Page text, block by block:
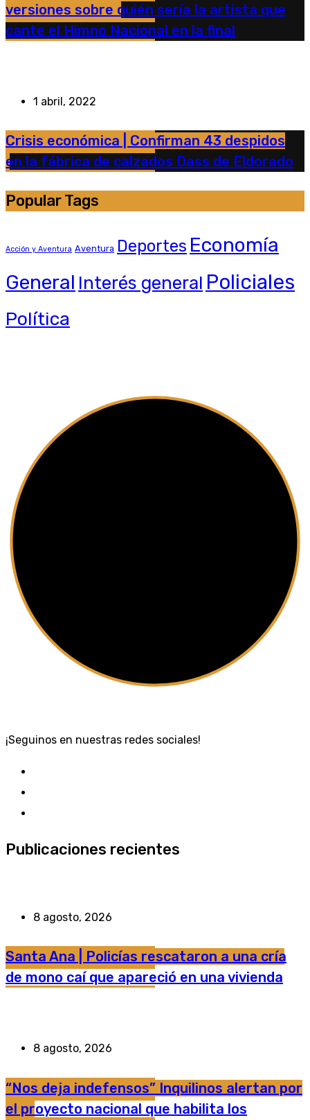
versiones sobre quién sería la artista que
cante el Himno Nacional en la final
1 abril, 2022
Crisis económica | Confirman 43 despidos
en la fábrica de calzados Dass de Eldorado
Popular Tags
Acción y Aventura Aventura Deportes Economía
General Interés general Policiales
Política
¡Seguinos en nuestras redes sociales!
Publicaciones recientes
8 agosto, 2026
Santa Ana | Policías rescataron a una cría
de mono caí que apareció en una vivienda
8 agosto, 2026
“Nos deja indefensos” Inquilinos alertan por
el proyecto nacional que habilita los